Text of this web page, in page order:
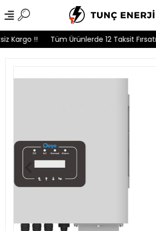
Kargo !! Tüm Ürünlerde 12 Taksit Fırsatı !!